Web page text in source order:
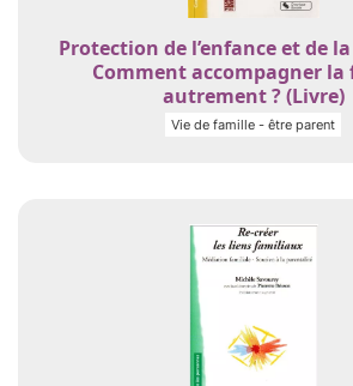
Protection de l’enfance et de
Comment accompagner
autrement ? (Livre)
Vie de famille - être parent